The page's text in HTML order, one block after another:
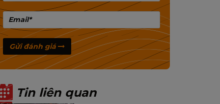
Gửi đánh giá
Tin liên quan